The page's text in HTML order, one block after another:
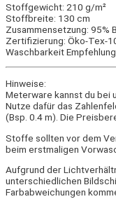
Stoffgewicht: 210 g/m²
Stoffbreite: 130 cm
Zusammensetzung: 95%
Zertifizierung: Öko-Tex-
Waschbarkeit
Hinweise:
Meterware kannst du bei
Nutze dafür das
(Bsp. 0.4 m). Die
Stoffe sollten vor dem
beim erstmaligen
Aufgrund der
unterschiedlichen
Farbabweichungen